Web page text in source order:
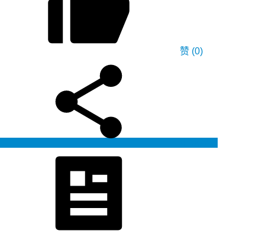
赞 (0)